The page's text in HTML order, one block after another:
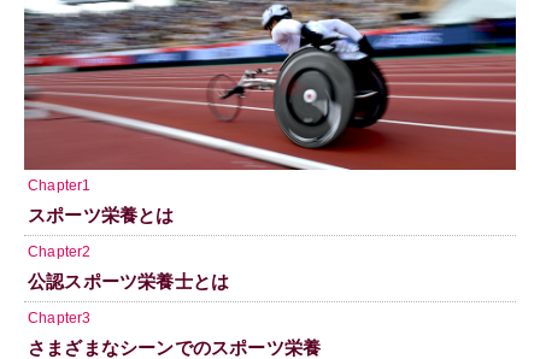
Chapter1
スポーツ栄養とは
Chapter2
公認スポーツ栄養士とは
Chapter3
さまざまなシーンでのスポーツ栄養